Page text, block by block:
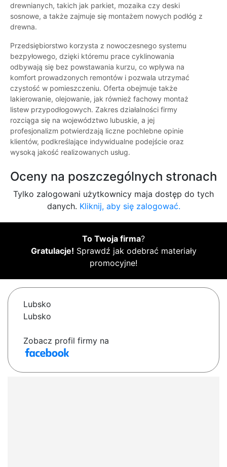
drewnianych, takich jak parkiet, mozaika czy deski
sosnowe, a także zajmuje się montażem nowych podłóg z
drewna.
Przedsiębiorstwo korzysta z nowoczesnego systemu
bezpyłowego, dzięki któremu prace cyklinowania
odbywają się bez powstawania kurzu, co wpływa na
komfort prowadzonych remontów i pozwala utrzymać
czystość w pomieszczeniu. Oferta obejmuje także
lakierowanie, olejowanie, jak również fachowy montaż
listew przypodłogowych. Zakres działalności firmy
rozciąga się na województwo lubuskie, a jej
profesjonalizm potwierdzają liczne pochlebne opinie
klientów, podkreślające indywidualne podejście oraz
wysoką jakość realizowanych usług.
Oceny na poszczególnych stronach
Tylko zalogowani użytkownicy maja dostęp do tych
danych. Kliknij, aby się zalogować.
To Twoja firma?
Gratulacje! Sprawdź jak odebrać materiały
promocyjne!
Lubsko
Lubsko
Zobacz profil firmy na